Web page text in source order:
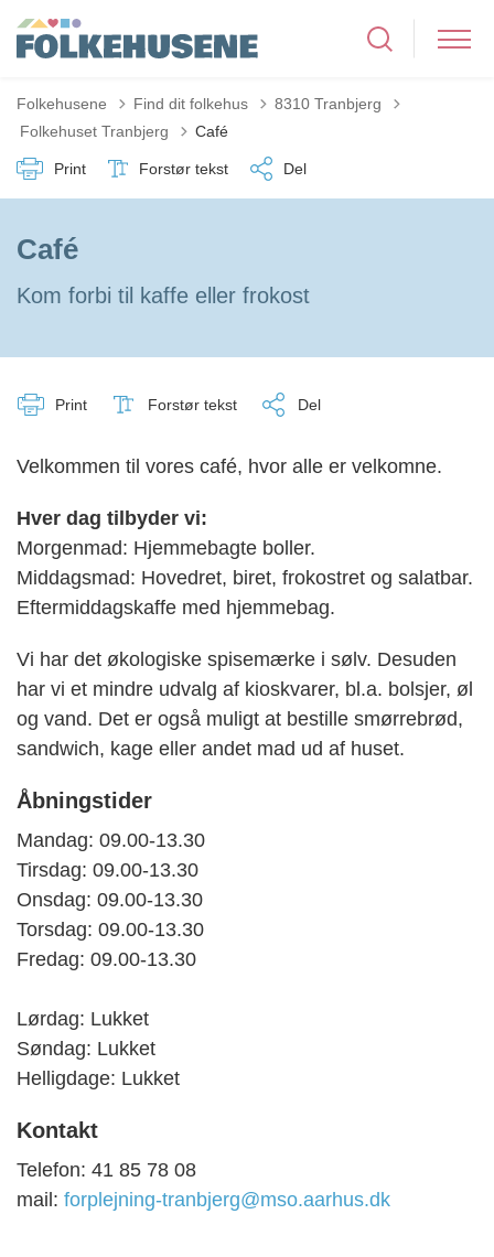
Folkehusene Find dit folkehus
8310 Tranbjerg
Tilbage til
Folkehuset Tranbjerg Café
Print Forstør tekst Del
Café
Kom forbi til kaffe eller frokost
Print Forstør tekst Del
Velkommen til vores café, hvor alle er velkomne.
Hver dag tilbyder vi:
Morgenmad: Hjemmebagte boller.
Middagsmad: Hovedret, biret, frokostret og salatbar.
Eftermiddagskaffe med hjemmebag.
Vi har det økologiske spisemærke i sølv. Desuden
har vi et mindre udvalg af kioskvarer, bl.a. bolsjer, øl
og vand. Det er også muligt at bestille smørrebrød,
sandwich, kage eller andet mad ud af huset.
Åbningstider
Mandag: 09.00-13.30
Tirsdag: 09.00-13.30
Onsdag: 09.00-13.30
Torsdag: 09.00-13.30
Fredag: 09.00-13.30
Lørdag: Lukket
Søndag: Lukket
Helligdage: Lukket
Kontakt
Telefon: 41 85 78 08
mail: forplejning-tranbjerg@mso.aarhus.dk